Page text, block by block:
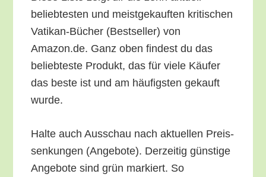
belieb­tes­ten und meist­ge­kauf­ten kri­ti­schen
Vati­kan-Bücher (Best­sel­ler) von
Amazon.de. Ganz oben fin­dest du das
belieb­tes­te Pro­dukt, das für vie­le Käu­fer
das bes­te ist und am häu­figs­ten gekauft
wurde.
Hal­te auch Aus­schau nach aktu­el­len Preis­
sen­kun­gen (Ange­bo­te). Der­zei­tig güns­ti­ge
Ange­bo­te sind grün mar­kiert. So